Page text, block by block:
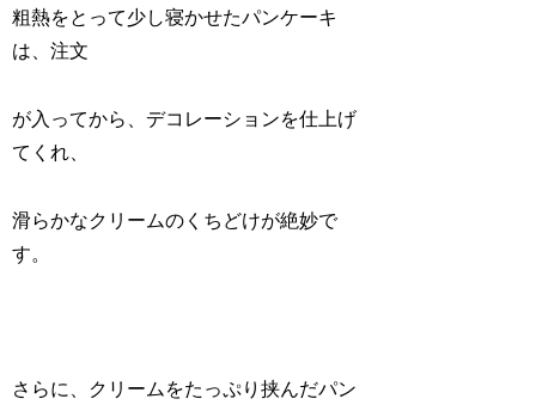
粗熱をとって少し寝かせたパンケーキ
は、注文
が入ってから、デコレーションを仕上げ
てくれ、
滑らかなクリームのくちどけが絶妙で
す。
さらに、クリームをたっぷり挟んだパン